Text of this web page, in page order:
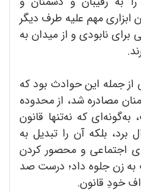
ابزاری مهم علیه طرف دیگر
برای نابودی و از میدان به
جمله این حوادث بود که
مصادره شد، از محدوده
که نه‌تنها قانون
بلکه آن را تبدیل به
اجتماعی و محصور کردن
زن جلوه داد؛ درست صد
خودِ قانون.